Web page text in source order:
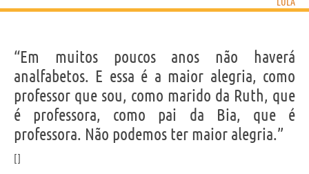
“Em muitos poucos anos não haverá
analfabetos. E essa é a maior alegria, como
professor que sou, como marido da Ruth, que
é professora, como pai da Bia, que é
professora. Não podemos ter maior alegria.”